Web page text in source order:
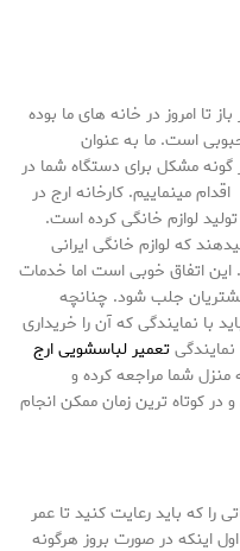
تا امروز در خانه های ما بوده
است. ما به عنوان
گونه مشکل برای دستگاه شما در
مینماییم. کارخانه ارج در
به تولید لوازم خانگی کرده است.
که لوازم خانگی ایرانی
این اتفاق خوبی است اما خدمات
جلب شود. چنانچه
با نمایندگی که آن را خریداری
تعمیر لباسشویی ارج
شما مراجعه کرده و
در کوتاه ترین زمان ممکن انجام
را که باید رعایت کنید تا عمر
اینکه در صورت بروز هرگونه